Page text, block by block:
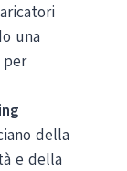
una
per
della
e della